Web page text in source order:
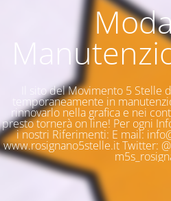
Il sito del Movimento 5 Stelle
temporaneamente in
rinnovarlo nella grafica e nei
presto tornerà on line! Per ogni
i nostri Riferimenti: E mail:
www.rosignano5stelle.it Twitter: